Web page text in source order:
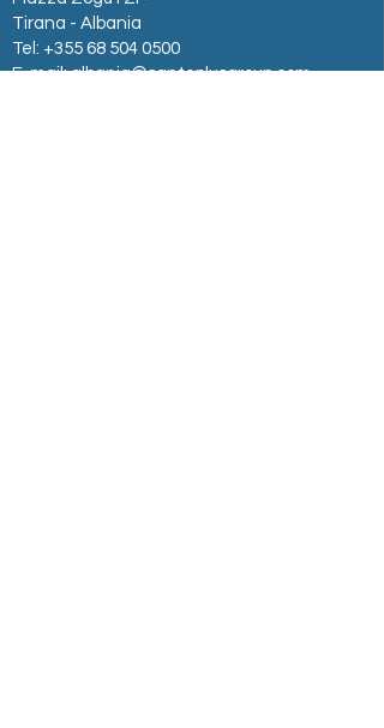
Tirana - Albania
Tel: +355 68 504 0500
E-mail:albania@santeplusgroup.com